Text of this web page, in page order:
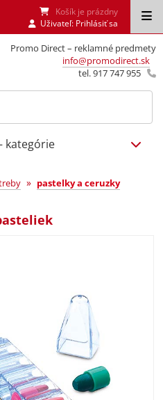
Promo Direct – reklamné predmety
info@promodirect.sk
tel. 917 747 955
Košík je prázdny
Uživateľ: Prihlásiť sa
kategórie
» pastelky a ceruzky